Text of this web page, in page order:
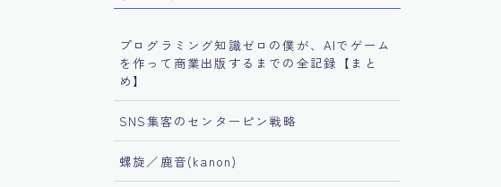
プログラミング知識ゼロの僕が、AIでゲーム
を作って商業出版するまでの全記録【まと
め】
SNS集客のセンターピン戦略
螺旋／鹿音(kanon)